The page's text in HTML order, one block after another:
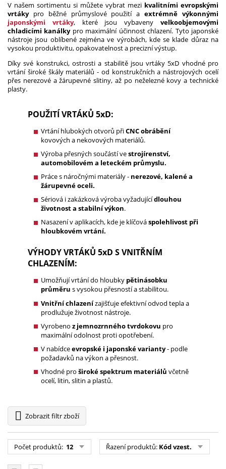
V našem sortimentu si můžete vybrat mezi kvalitními evropskými
vrtákypro běžné průmyslové použití aextrémně výkonnými
japonskými vrtáky, které jsou vybavenyvelkoobjemovými
chladicími kanálkypro maximální účinnost chlazení. Tyto japonské
nástroje jsou oblíbené zejména ve výrobách, kde se klade důraz na
vysokou produktivitu, opakovatelnost a precizní výstup.
Díky své konstrukci, ostrosti a stabilitě jsou vrtáky 5xD vhodné pro
vrtání široké škály materiálů - od konstrukčních a nástrojových ocelí
přes nerezové a žárupevné slitiny, až po neželezné kovy a technické
plasty.
POUŽITÍ VRTÁKŮ 5xD:
Vrtání hlubokých otvorů přiCNC obrábění
kovových a nekovových materiálů.
Výroba přesných součástí vestrojírenství,
automobilovém a leteckém průmyslu.
Práce s náročnými materiály - nerezové, kalené a
žárupevné oceli.
Sériová i zakázková výroba vyžadujícídlouhou
životnost a stabilní výkon.
Nasazení v aplikacích, kde je klíčováspolehlivost při
hloubkovém vrtání.
VÝHODY VRTÁKŮ 5xD S VNITŘNÍM
CHLAZENÍM:
Umožňují vrtání do hloubky pětinásobku
průměru s vysokou přesností a stabilitou.
Vnitřní chlazenízajišťuje efektivní odvod tepla a
prodlužuje životnost nástroje.
Vyrobeno z jemnozrnného tvrdokovu pro
maximální odolnost proti opotřebení.
V nabídceevropské i japonské varianty- podle
požadavků na výkon a přesnost.
Vhodné pro široké spektrum materiálů včetně
ocelí, litin, slitin a plastů.
Zobrazitfiltr zboží
Počet produktů: 12 Řazení produktů: Kód vzest.